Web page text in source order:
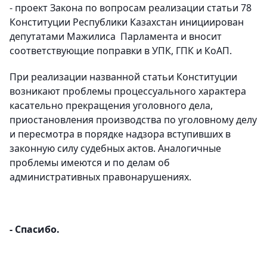
- проект Закона по вопросам реализации статьи 78
Конституции Республики Казахстан инициирован
депутатами Мажилиса Парламента и вносит
соответствующие поправки в УПК, ГПК и КоАП.
При реализации названной статьи Конституции
возникают проблемы процессуального характера
касательно прекращения уголовного дела,
приостановления производства по уголовному делу
и пересмотра в порядке надзора вступивших в
законную силу судебных актов. Аналогичные
проблемы имеются и по делам об
административных правонарушениях.
- Спасибо.